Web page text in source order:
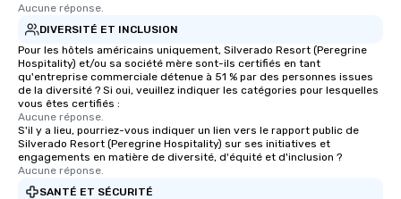
Aucune réponse.
DIVERSITÉ ET INCLUSION
Pour les hôtels américains uniquement, Silverado Resort (Peregrine
Hospitality) et/ou sa société mère sont-ils certifiés en tant
qu'entreprise commerciale détenue à 51 % par des personnes issues
de la diversité ? Si oui, veuillez indiquer les catégories pour lesquelles
vous êtes certifiés :
Aucune réponse.
S'il y a lieu, pourriez-vous indiquer un lien vers le rapport public de
Silverado Resort (Peregrine Hospitality) sur ses initiatives et
engagements en matière de diversité, d'équité et d'inclusion ?
Aucune réponse.
SANTÉ ET SÉCURITÉ